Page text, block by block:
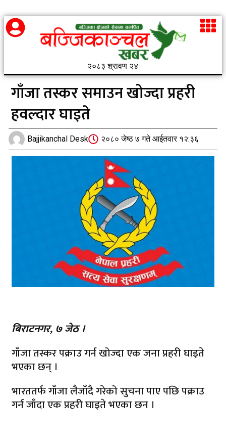
२०८३ श्रावण २४
गाँजा तस्कर समाउन खोज्दा प्रहरी
हवल्दार घाइते
Bajjikanchal Desk २०८० जेष्ठ ७ गते आईतवार १२:३६
बिराटनगर, ७ जेठ ।
गाँजा तस्कर पक्राउ गर्न खोज्दा एक जना प्रहरी घाइते
भएका छन् ।
भारततर्फ गाँजा लैजाँदै गरेको सुचना पाए पछि पक्राउ
गर्न जाँदा एक प्रहरी घाइते भएका छन ।